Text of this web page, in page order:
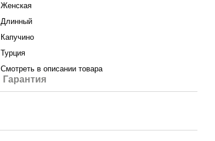
Женская
Длинный
Капучино
Турция
Смотреть в описании товара
Гарантия